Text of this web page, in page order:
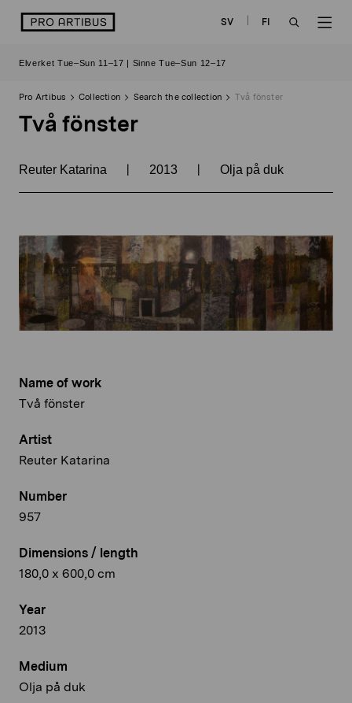
logo SV
FI
Elverket Tue–Sun 11–17 | Sinne Tue–Sun 12–17
Pro Artibus Collection Search the collection Två fönster
Två fönster
Reuter Katarina | 2013 | Olja på duk
Name of work
Två fönster
Artist
Reuter Katarina
Number
957
Dimensions / length
180,0 x 600,0 cm
Year
2013
Medium
Olja på duk